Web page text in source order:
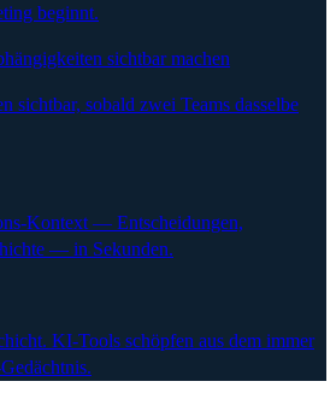
beginnt.
sichtbar machen
sichtbar, sobald zwei Teams dasselbe
Kontext — Entscheidungen,
— in Sekunden.
KI-Tools schöpfen aus dem immer